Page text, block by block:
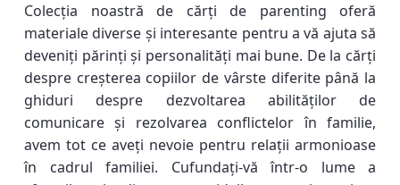
Colecția noastră de cărți de parenting oferă
materiale diverse și interesante pentru a vă ajuta să
deveniți părinți și personalități mai bune. De la cărți
despre creșterea copiilor de vârste diferite până la
ghiduri despre dezvoltarea abilităților de
comunicare și rezolvarea conflictelor în familie,
avem tot ce aveți nevoie pentru relații armonioase
în cadrul familiei. Cufundați-vă într-o lume a